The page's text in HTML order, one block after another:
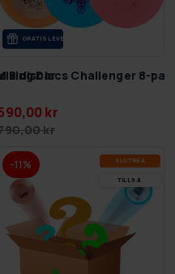
8 discar
GRA­TIS LE­VE­RANS
Discs Challenger 8-
kr
kr
-11% SLUT­REA
TILL 9.8.